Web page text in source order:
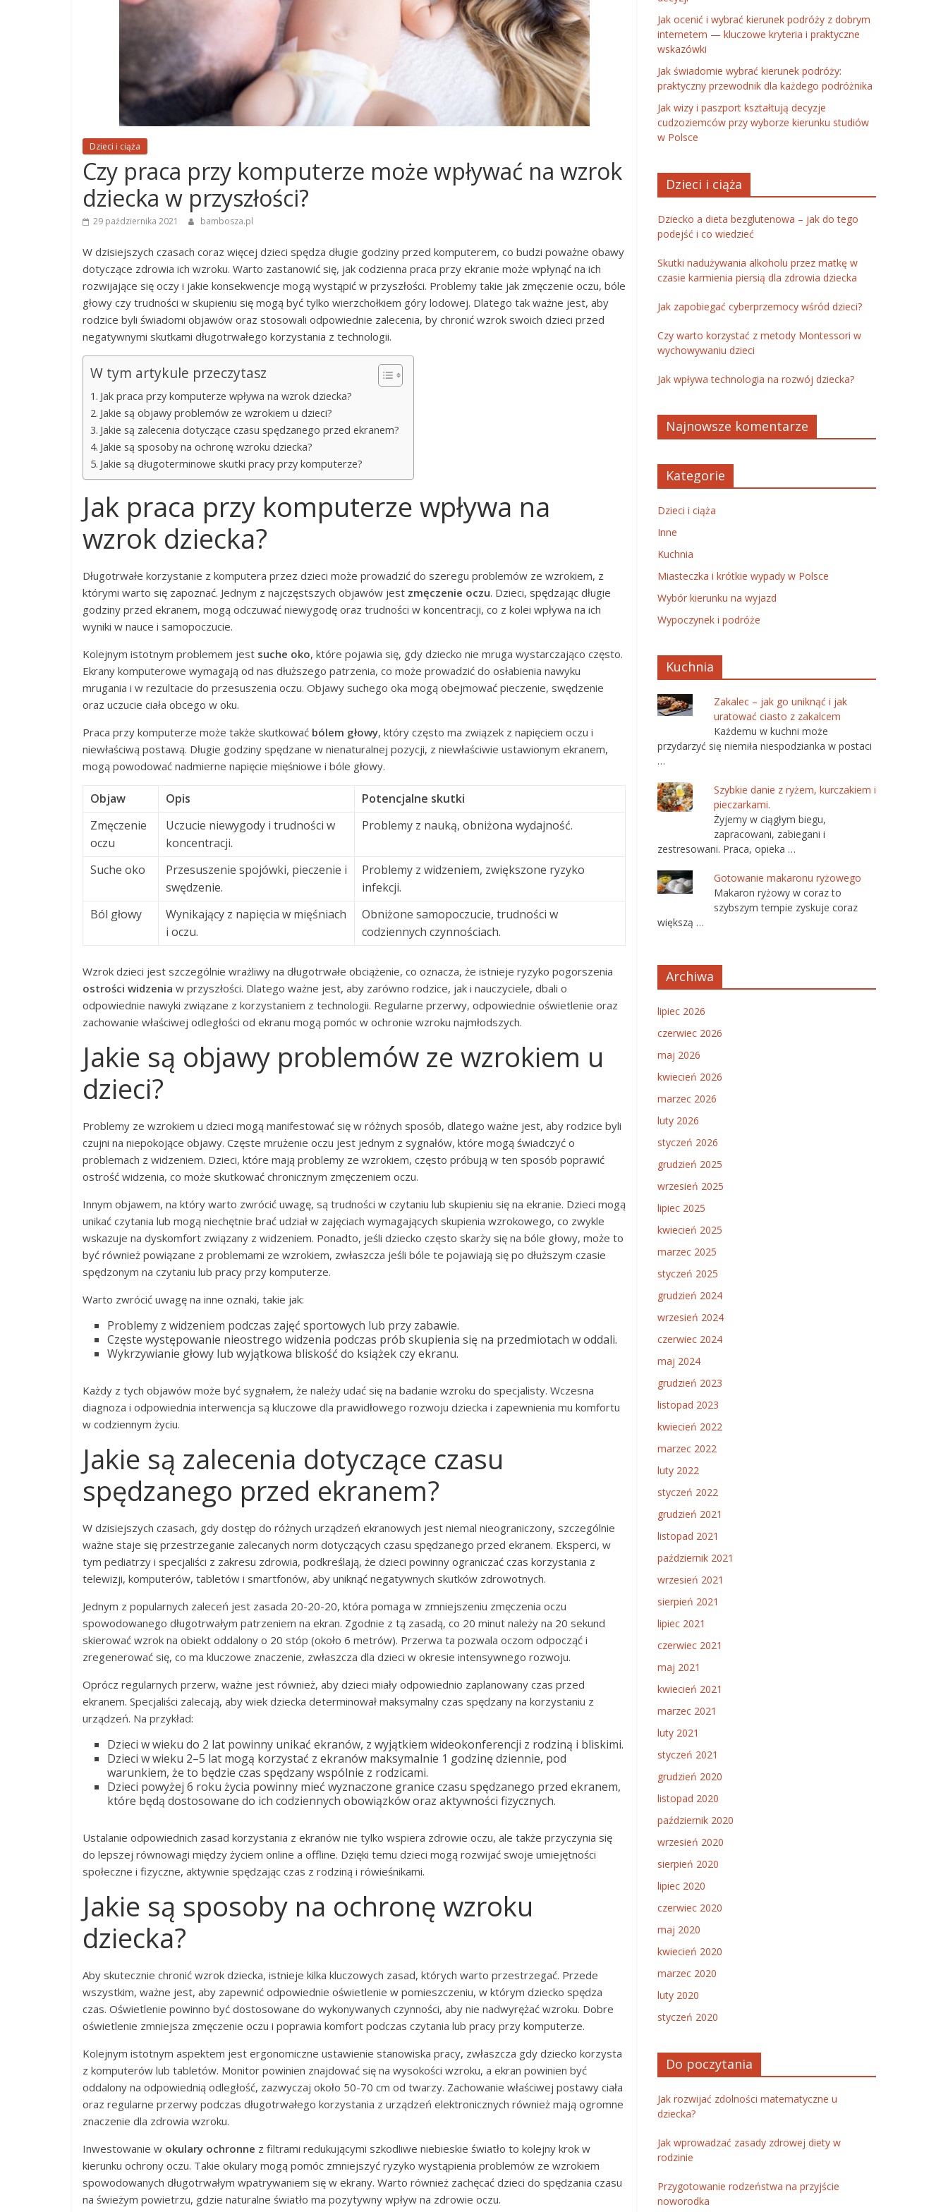
Dzieci i ciąża
Czy praca przy komputerze może wpływać na wzrok
dziecka w przyszłości?
29 października 2021 bambosza.pl
W dzisiejszych czasach coraz więcej dzieci spędza długie godziny przed komputerem, co budzi poważne obawy
dotyczące zdrowia ich wzroku. Warto zastanowić się, jak codzienna praca przy ekranie może wpłynąć na ich
rozwijające się oczy i jakie konsekwencje mogą wystąpić w przyszłości. Problemy takie jak zmęczenie oczu, bóle
głowy czy trudności w skupieniu się mogą być tylko wierzchołkiem góry lodowej. Dlatego tak ważne jest, aby
rodzice byli świadomi objawów oraz stosowali odpowiednie zalecenia, by chronić wzrok swoich dzieci przed
negatywnymi skutkami długotrwałego korzystania z technologii.
W tym artykule przeczytasz
Jak praca przy komputerze wpływa na wzrok dziecka?
Jakie są objawy problemów ze wzrokiem u dzieci?
Jakie są zalecenia dotyczące czasu spędzanego przed ekranem?
Jakie są sposoby na ochronę wzroku dziecka?
Jakie są długoterminowe skutki pracy przy komputerze?
Jak praca przy komputerze wpływa na
wzrok dziecka?
Długotrwałe korzystanie z komputera przez dzieci może prowadzić do szeregu problemów ze wzrokiem, z
którymi warto się zapoznać. Jednym z najczęstszych objawów jest zmęczenie oczu. Dzieci, spędzając długie
godziny przed ekranem, mogą odczuwać niewygodę oraz trudności w koncentracji, co z kolei wpływa na ich
wyniki w nauce i samopoczucie.
Kolejnym istotnym problemem jest suche oko, które pojawia się, gdy dziecko nie mruga wystarczająco często.
Ekrany komputerowe wymagają od nas dłuższego patrzenia, co może prowadzić do osłabienia nawyku
mrugania i w rezultacie do przesuszenia oczu. Objawy suchego oka mogą obejmować pieczenie, swędzenie
oraz uczucie ciała obcego w oku.
Praca przy komputerze może także skutkować bólem głowy, który często ma związek z napięciem oczu i
niewłaściwą postawą. Długie godziny spędzane w nienaturalnej pozycji, z niewłaściwie ustawionym ekranem,
mogą powodować nadmierne napięcie mięśniowe i bóle głowy.
Objaw Opis
Potencjalne skutki
Zmęczenie
oczu
Uczucie niewygody i trudności w
koncentracji.
Problemy z nauką, obniżona wydajność.
Suche oko
Przesuszenie spojówki, pieczenie i
swędzenie.
Problemy z widzeniem, zwiększone ryzyko
infekcji.
Ból głowy
Wynikający z napięcia w mięśniach
i oczu.
Obniżone samopoczucie, trudności w
codziennych czynnościach.
Wzrok dzieci jest szczególnie wrażliwy na długotrwałe obciążenie, co oznacza, że istnieje ryzyko pogorszenia
ostrości widzenia w przyszłości. Dlatego ważne jest, aby zarówno rodzice, jak i nauczyciele, dbali o
odpowiednie nawyki związane z korzystaniem z technologii. Regularne przerwy, odpowiednie oświetlenie oraz
zachowanie właściwej odległości od ekranu mogą pomóc w ochronie wzroku najmłodszych.
Jakie są objawy problemów ze wzrokiem u
dzieci?
Problemy ze wzrokiem u dzieci mogą manifestować się w różnych sposób, dlatego ważne jest, aby rodzice byli
czujni na niepokojące objawy. Częste mrużenie oczu jest jednym z sygnałów, które mogą świadczyć o
problemach z widzeniem. Dzieci, które mają problemy ze wzrokiem, często próbują w ten sposób poprawić
ostrość widzenia, co może skutkować chronicznym zmęczeniem oczu.
Innym objawem, na który warto zwrócić uwagę, są trudności w czytaniu lub skupieniu się na ekranie. Dzieci mogą
unikać czytania lub mogą niechętnie brać udział w zajęciach wymagających skupienia wzrokowego, co zwykle
wskazuje na dyskomfort związany z widzeniem. Ponadto, jeśli dziecko często skarży się na bóle głowy, może to
być również powiązane z problemami ze wzrokiem, zwłaszcza jeśli bóle te pojawiają się po dłuższym czasie
spędzonym na czytaniu lub pracy przy komputerze.
Warto zwrócić uwagę na inne oznaki, takie jak:
Problemy z widzeniem podczas zajęć sportowych lub przy zabawie.
Częste występowanie nieostrego widzenia podczas prób skupienia się na przedmiotach w oddali.
Wykrzywianie głowy lub wyjątkowa bliskość do książek czy ekranu.
Każdy z tych objawów może być sygnałem, że należy udać się na badanie wzroku do specjalisty. Wczesna
diagnoza i odpowiednia interwencja są kluczowe dla prawidłowego rozwoju dziecka i zapewnienia mu komfortu
w codziennym życiu.
Jakie są zalecenia dotyczące czasu
spędzanego przed ekranem?
W dzisiejszych czasach, gdy dostęp do różnych urządzeń ekranowych jest niemal nieograniczony, szczególnie
ważne staje się przestrzeganie zalecanych norm dotyczących czasu spędzanego przed ekranem. Eksperci, w
tym pediatrzy i specjaliści z zakresu zdrowia, podkreślają, że dzieci powinny ograniczać czas korzystania z
telewizji, komputerów, tabletów i smartfonów, aby uniknąć negatywnych skutków zdrowotnych.
Jednym z popularnych zaleceń jest zasada 20-20-20, która pomaga w zmniejszeniu zmęczenia oczu
spowodowanego długotrwałym patrzeniem na ekran. Zgodnie z tą zasadą, co 20 minut należy na 20 sekund
skierować wzrok na obiekt oddalony o 20 stóp (około 6 metrów). Przerwa ta pozwala oczom odpocząć i
zregenerować się, co ma kluczowe znaczenie, zwłaszcza dla dzieci w okresie intensywnego rozwoju.
Oprócz regularnych przerw, ważne jest również, aby dzieci miały odpowiednio zaplanowany czas przed
ekranem. Specjaliści zalecają, aby wiek dziecka determinował maksymalny czas spędzany na korzystaniu z
urządzeń. Na przykład:
Dzieci w wieku do 2 lat powinny unikać ekranów, z wyjątkiem wideokonferencji z rodziną i bliskimi.
Dzieci w wieku 2–5 lat mogą korzystać z ekranów maksymalnie 1 godzinę dziennie, pod
warunkiem, że to będzie czas spędzany wspólnie z rodzicami.
Dzieci powyżej 6 roku życia powinny mieć wyznaczone granice czasu spędzanego przed ekranem,
które będą dostosowane do ich codziennych obowiązków oraz aktywności fizycznych.
Ustalanie odpowiednich zasad korzystania z ekranów nie tylko wspiera zdrowie oczu, ale także przyczynia się
do lepszej równowagi między życiem online a offline. Dzięki temu dzieci mogą rozwijać swoje umiejętności
społeczne i fizyczne, aktywnie spędzając czas z rodziną i rówieśnikami.
Jakie są sposoby na ochronę wzroku
dziecka?
Aby skutecznie chronić wzrok dziecka, istnieje kilka kluczowych zasad, których warto przestrzegać. Przede
wszystkim, ważne jest, aby zapewnić odpowiednie oświetlenie w pomieszczeniu, w którym dziecko spędza
czas. Oświetlenie powinno być dostosowane do wykonywanych czynności, aby nie nadwyrężać wzroku. Dobre
oświetlenie zmniejsza zmęczenie oczu i poprawia komfort podczas czytania lub pracy przy komputerze.
Kolejnym istotnym aspektem jest ergonomiczne ustawienie stanowiska pracy, zwłaszcza gdy dziecko korzysta
z komputerów lub tabletów. Monitor powinien znajdować się na wysokości wzroku, a ekran powinien być
oddalony na odpowiednią odległość, zazwyczaj około 50-70 cm od twarzy. Zachowanie właściwej postawy ciała
oraz regularne przerwy podczas długotrwałego korzystania z urządzeń elektronicznych również mają ogromne
znaczenie dla zdrowia wzroku.
Inwestowanie w okulary ochronne z filtrami redukującymi szkodliwe niebieskie światło to kolejny krok w
kierunku ochrony oczu. Takie okulary mogą pomóc zmniejszyć ryzyko wystąpienia problemów ze wzrokiem
spowodowanych długotrwałym wpatrywaniem się w ekrany. Warto również zachęcać dzieci do spędzania czasu
na świeżym powietrzu, gdzie naturalne światło ma pozytywny wpływ na zdrowie oczu.
Jak ocenić i wybrać kierunek podróży z dobrym
internetem — kluczowe kryteria i praktyczne
wskazówki
Jak świadomie wybrać kierunek podróży:
praktyczny przewodnik dla każdego podróżnika
Jak wizy i paszport kształtują decyzje
cudzoziemców przy wyborze kierunku studiów
w Polsce
Dzieci i ciąża
Dziecko a dieta bezglutenowa – jak do tego
podejść i co wiedzieć
Skutki nadużywania alkoholu przez matkę w
czasie karmienia piersią dla zdrowia dziecka
Jak zapobiegać cyberprzemocy wśród dzieci?
Czy warto korzystać z metody Montessori w
wychowywaniu dzieci
Jak wpływa technologia na rozwój dziecka?
Najnowsze komentarze
Kategorie
Dzieci i ciąża
Inne
Kuchnia
Miasteczka i krótkie wypady w Polsce
Wybór kierunku na wyjazd
Wypoczynek i podróże
Kuchnia
Zakalec – jak go uniknąć i jak
uratować ciasto z zakalcem
Każdemu w kuchni może
przydarzyć się niemiła niespodzianka w postaci
…
Szybkie danie z ryżem, kurczakiem i
pieczarkami.
Żyjemy w ciągłym biegu,
zapracowani, zabiegani i
zestresowani. Praca, opieka …
Gotowanie makaronu ryżowego
Makaron ryżowy w coraz to
szybszym tempie zyskuje coraz
większą …
Archiwa
lipiec 2026
czerwiec 2026
maj 2026
kwiecień 2026
marzec 2026
luty 2026
styczeń 2026
grudzień 2025
wrzesień 2025
lipiec 2025
kwiecień 2025
marzec 2025
styczeń 2025
grudzień 2024
wrzesień 2024
czerwiec 2024
maj 2024
grudzień 2023
listopad 2023
kwiecień 2022
marzec 2022
luty 2022
styczeń 2022
grudzień 2021
listopad 2021
październik 2021
wrzesień 2021
sierpień 2021
lipiec 2021
czerwiec 2021
maj 2021
kwiecień 2021
marzec 2021
luty 2021
styczeń 2021
grudzień 2020
listopad 2020
październik 2020
wrzesień 2020
sierpień 2020
lipiec 2020
czerwiec 2020
maj 2020
kwiecień 2020
marzec 2020
luty 2020
styczeń 2020
Do poczytania
Jak rozwijać zdolności matematyczne u
dziecka?
Jak wprowadzać zasady zdrowej diety w
rodzinie
Przygotowanie rodzeństwa na przyjście
noworodka